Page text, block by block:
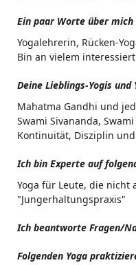
Ein paar Worte über mich
Yogalehrerin, Rücken-
Bin an vielem
Deine Lieblings-Yogis
Mahatma Gandhi und
Swami Sivananda,
Kontinuität, Disziplin
Ich bin Experte auf
Yoga für Leute, die nicht
"Jungerhaltungspraxis"
Ich beantworte Fragen/
Folgenden Yoga